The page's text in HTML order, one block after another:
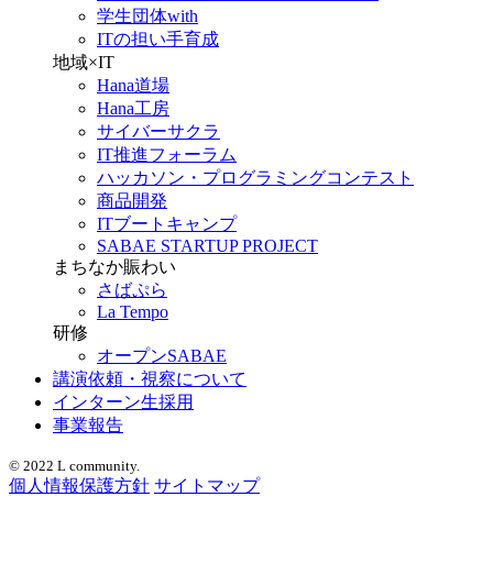
学生団体with
ITの担い手育成
地域×IT
Hana道場
Hana工房
サイバーサクラ
IT推進フォーラム
ハッカソン・プログラミングコンテスト
商品開発
ITブートキャンプ
SABAE STARTUP PROJECT
まちなか賑わい
さばぷら
La Tempo
研修
オープンSABAE
講演依頼・視察について
インターン生採用
事業報告
© 2022 L community.
個人情報保護方針 サイトマップ